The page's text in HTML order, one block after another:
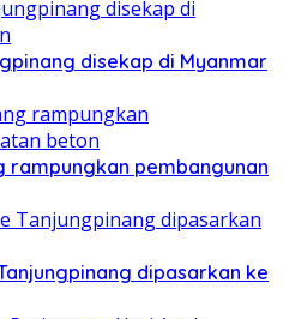
disekap di Myanmar
rampungkan pembangunan
dipasarkan ke